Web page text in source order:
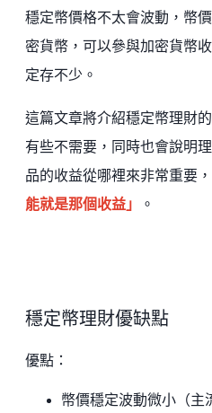
穩定幣價格不太會波動，幣
密貨幣，可以參與加密貨幣
定存不少。
這篇文章將介紹穩定幣理財
有些不需要，同時也會說明
品的收益從哪裡來非常重要，
能就是那個收益」
。
穩定幣理財優缺點
優點：
幣價穩定波動微小（主